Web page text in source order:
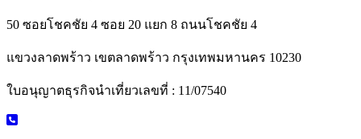
50 ซอยโชคชัย 4 ซอย 20 แยก 8 ถนนโชคชัย 4
แขวงลาดพร้าว เขตลาดพร้าว กรุงเทพมหานคร 10230
ใบอนุญาตธุรกิจนำเที่ยวเลขที่ : 11/07540